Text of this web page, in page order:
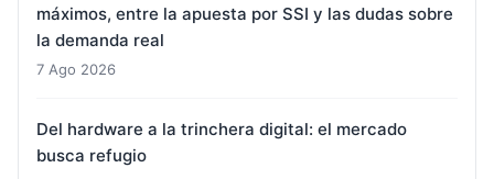
máximos, entre la apuesta por SSI y las dudas sobre
la demanda real
7 Ago 2026
Del hardware a la trinchera digital: el mercado
busca refugio